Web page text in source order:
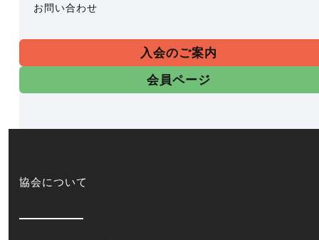
お問い合わせ
入会のご案内
会員ページ
協会について